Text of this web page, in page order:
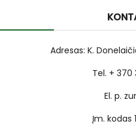
Adresas: K.
Tel. + 370
El. p.
Įm. kodas